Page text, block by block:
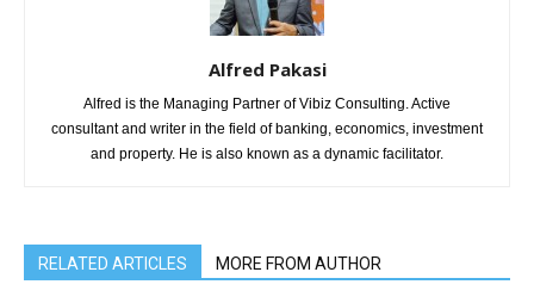
Alfred Pakasi
Alfred is the Managing Partner of Vibiz Consulting. Active
consultant and writer in the field of banking, economics, investment
and property. He is also known as a dynamic facilitator.
RELATED ARTICLES MORE FROM AUTHOR